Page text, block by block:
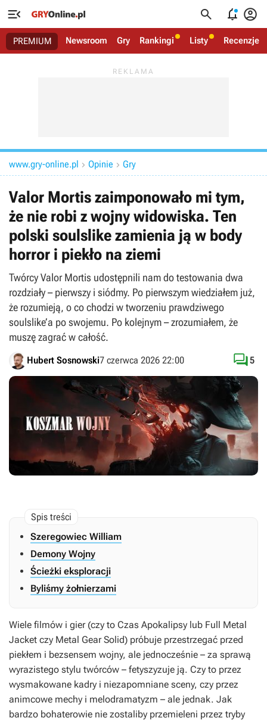
   
PREMIUM Newsroom Gry Rankingi Listy Recenzje
www.gry-online.pl  Opinie  Gry
Valor Mortis zaimponowało mi tym,
że nie robi z wojny widowiska. Ten
polski soulslike zamienia ją w body
horror i piekło na ziemi
Twórcy Valor Mortis udostępnili nam do testowania dwa
rozdziały – pierwszy i siódmy. Po pierwszym wiedziałem już,
że rozumieją, o co chodzi w tworzeniu prawdziwego
soulslike’a po swojemu. Po kolejnym – zrozumiałem, że
muszę zagrać w całość.
Hubert Sosnowski7 czerwca 2026 22:00 5
Szeregowiec William
Demony Wojny
Ścieżki eksploracji
Byliśmy żołnierzami
Wiele filmów i gier (czy to Czas Apokalipsy lub Full Metal
Jacket czy Metal Gear Solid) próbuje przestrzegać przed
piekłem i bezsensem wojny, ale jednocześnie – za sprawą
wyrazistego stylu twórców – fetyszyzuje ją. Czy to przez
wysmakowane kadry i niezapomniane sceny, czy przez
animcowe mechy i melodramatyzm – ale jednak. Jak
bardzo bohaterowie nie zostaliby przemieleni przez tryby